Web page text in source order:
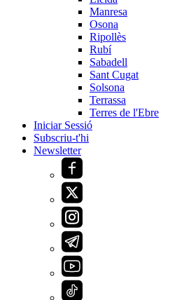
Manresa
Osona
Ripollès
Rubí
Sabadell
Sant Cugat
Solsona
Terrassa
Terres de l'Ebre
Iniciar Sessió
Subscriu-t'hi
Newsletter